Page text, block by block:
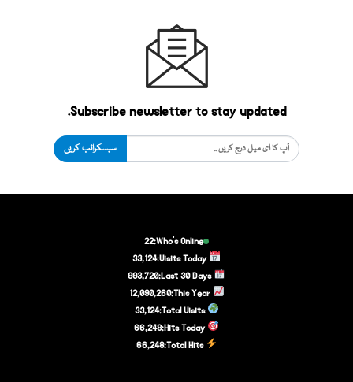
Subscribe newsletter to stay updated.
سبسکرائب کریں
Who's Online:
22
Visits Today:
33,124
Last 30 Days:
993,720
This Year:
12,090,260
Total Visits:
33,124
Hits Today:
66,248
Total Hits:
66,248